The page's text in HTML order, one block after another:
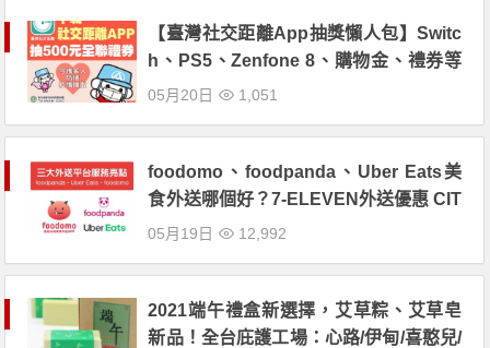
【臺灣社交距離App抽獎懶人包】Switc
h、PS5、Zenfone 8、購物金、禮券等
好禮帶回家，全台50間品牌活動優惠整
05月20日 1,051
foodomo、foodpanda、Uber Eats美
食外送哪個好？7-ELEVEN外送優惠 CIT
Y系列「第二杯五折」
05月19日 12,992
2021端午禮盒新選擇，艾草粽、艾草皂
新品！全台庇護工場：心路/伊甸/喜憨兒/